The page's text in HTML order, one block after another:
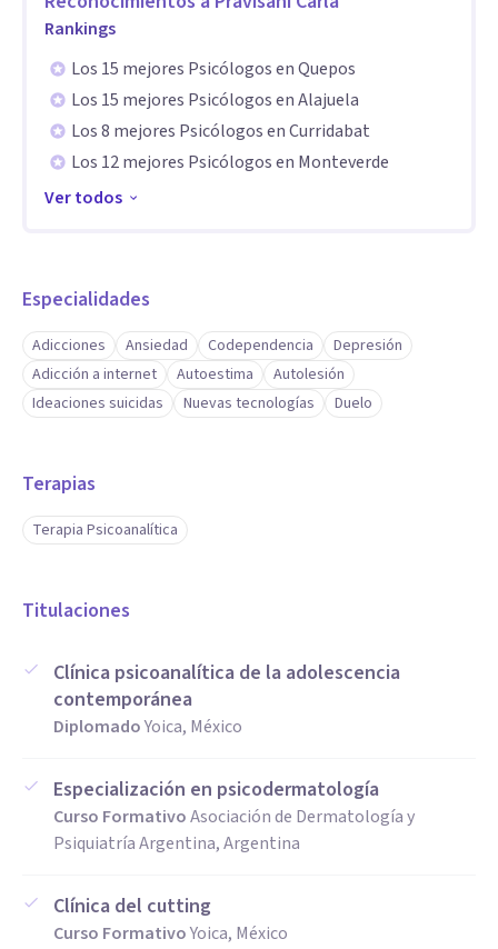
Rankings
Los 15 mejores Psicólogos en Quepos
Los 15 mejores Psicólogos en Alajuela
Los 8 mejores Psicólogos en Curridabat
Los 12 mejores Psicólogos en Monteverde
Ver todos
Especialidades
Adicciones Ansiedad Codependencia
Depresión
Adicción a internet
Autoestima
Autolesión
Ideaciones suicidas
Nuevas tecnologías Duelo
Terapias
Terapia Psicoanalítica
Titulaciones
Clínica psicoanalítica de la adolescencia
contemporánea
DiplomadoYoica, México
Especialización en psicodermatología
Curso FormativoAsociación de Dermatología y
Psiquiatría Argentina, Argentina
Clínica del cutting
Curso FormativoYoica, México